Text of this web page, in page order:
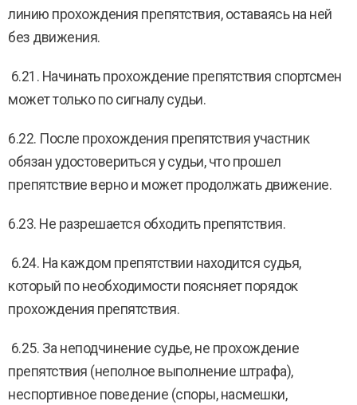
линию прохождения препятствия, оставаясь на ней
без движения.
6.21. Начинать прохождение препятствия спортсмен
может только по сигналу судьи.
6.22. После прохождения препятствия участник
обязан удостовериться у судьи, что прошел
препятствие верно и может продолжать движение.
6.23. Не разрешается обходить препятствия.
6.24. На каждом препятствии находится судья,
который по необходимости поясняет порядок
прохождения препятствия.
6.25. За неподчинение судье, не прохождение
препятствия (неполное выполнение штрафа),
неспортивное поведение (споры, насмешки,